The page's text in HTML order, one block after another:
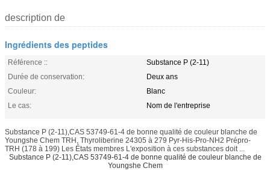
description de
Ingrédients des peptides
Référence ::
Substance P (2-11)
Durée de conservation:
Deux ans
Couleur:
Blanc
Le cas:
Nom de l'entreprise
Substance P (2-11),CAS 53749-61-4 de bonne qualité de couleur blanche de
Youngshe Chem TRH, Thyroliberine 24305 à 279 Pyr-His-Pro-NH2 Prépro-
TRH (178 à 199) Les États membres L'exposition à ces substances doit ...
Substance P (2-11),CAS 53749-61-4 de bonne qualité de couleur blanche de
Youngshe Chem